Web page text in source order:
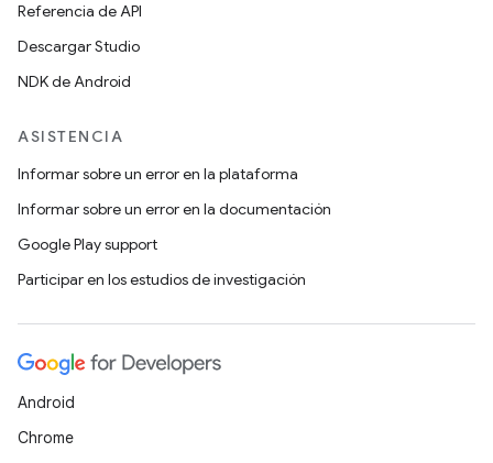
Referencia de API
Descargar Studio
NDK de Android
ASISTENCIA
Informar sobre un error en la plataforma
Informar sobre un error en la documentación
Google Play support
Participar en los estudios de investigación
Android
Chrome